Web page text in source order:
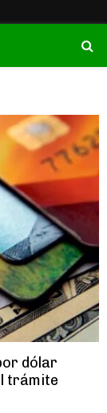
dólar
trámite